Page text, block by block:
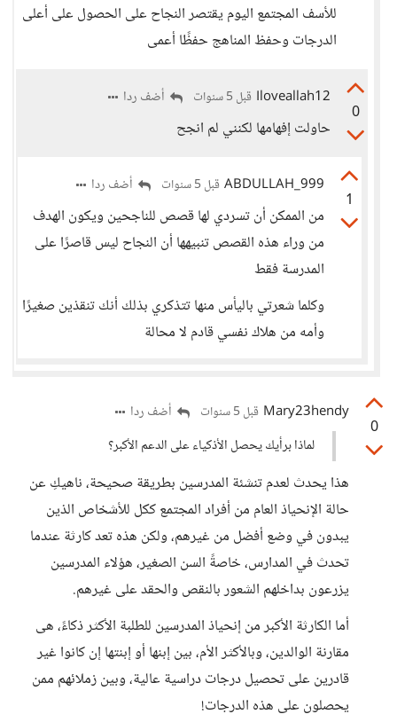
للأسف المجتمع اليوم يقتصر النجاح على الحصول على أعلى
الدرجات وحفظ المناهج حفظًا أعمى
0
Iloveallah12 قبل 5 سنوات أضف ردا
حاولت إفهامها لكنني لم انجح
1
ABDULLAH_999 قبل 5 سنوات أضف ردا
من الممكن أن تسردي لها قصص للناجحين ويكون الهدف
من وراء هذه القصص تنبيهها أن النجاح ليس قاصرًا على
المدرسة فقط
وكلما شعرتي باليأس منها تتذكري بذلك أنك تنقذين صغيرًا
وأمه من هلاك نفسي قادم لا محالة
0
Mary23hendy قبل 5 سنوات
أضف ردا
لماذا برأيك يحصل الأذكياء على الدعم الأكبر؟
هذا يحدث لعدم تنشئة المدرسين بطريقة صحيحة، ناهيكِ عن
حالة الإنحياذ العام من أفراد المجتمع ككل للأشخاص الذين
يبدون في وضع أفضل من غيرهم، ولكن هذه تعد كارثة عندما
تحدث في المدارس، خاصةً السن الصغير، هؤلاء المدرسين
يزرعون بداخلهم الشعور بالنقص والحقد على غيرهم.
أما الكارثة الأكبر من إنحياذ المدرسين للطلبة الأكثر ذكاءً، هى
مقارنة الوالدين، وبالأكثر الأم، بين إبنها أو إبنتها إن كانوا غير
قادرين على تحصيل درجات دراسية عالية، وبين زملائهم ممن
يحصلون على هذه الدرجات!